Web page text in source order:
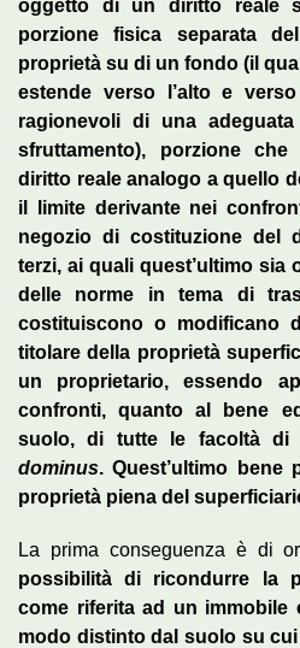
oggetto di un diritto reale
porzione fisica separata
proprietà su di un fondo (il
estende verso l’alto e
ragionevoli di una
sfruttamento), porzione
diritto reale analogo a quello
il limite derivante nei
negozio di costituzione del
terzi, ai quali quest’ultimo sia
delle norme in tema di
costituiscono o modificano
titolare della proprietà
un proprietario, essendo
confronti, quanto al bene
suolo, di tutte le facoltà di
dominus. Quest’ultimo bene
proprietà piena del
La prima conseguenza è di
possibilità di ricondurre la
come riferita ad un immobile
modo distinto dal suolo su